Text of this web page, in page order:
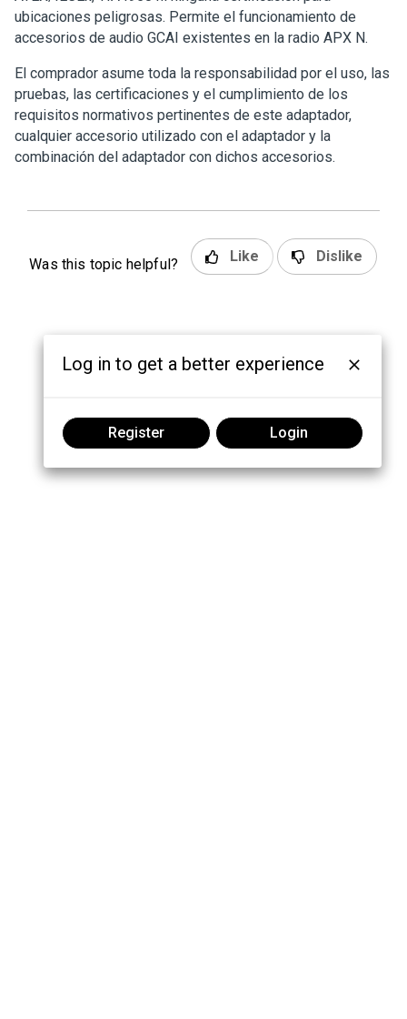
ubicaciones peligrosas. Permite el funcionamiento de
accesorios de audio GCAI existentes en la radio APX N.
El comprador asume toda la responsabilidad por el uso, las
pruebas, las certificaciones y el cumplimiento de los
requisitos normativos pertinentes de este adaptador,
cualquier accesorio utilizado con el adaptador y la
combinación del adaptador con dichos accesorios.
Was this topic helpful? Like Dislike
Log in to get a better experience
Register Login